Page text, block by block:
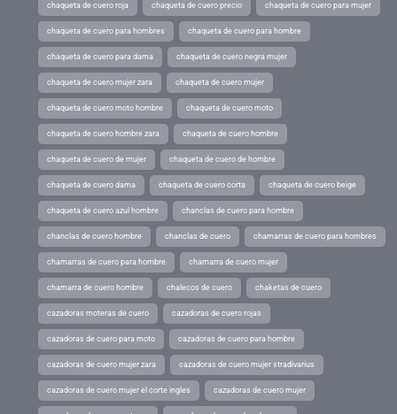
chaqueta de cuero roja chaqueta de cuero precio chaqueta de cuero para mujer
chaqueta de cuero para hombres chaqueta de cuero para hombre
chaqueta de cuero para dama chaqueta de cuero negra mujer
chaqueta de cuero mujer zara chaqueta de cuero mujer
chaqueta de cuero moto hombre chaqueta de cuero moto
chaqueta de cuero hombre zara chaqueta de cuero hombre
chaqueta de cuero de mujer chaqueta de cuero de hombre
chaqueta de cuero dama chaqueta de cuero corta chaqueta de cuero beige
chaqueta de cuero azul hombre chanclas de cuero para hombre
chanclas de cuero hombre chanclas de cuero chamarras de cuero para hombres
chamarras de cuero para hombre chamarra de cuero mujer
chamarra de cuero hombre chalecos de cuero chaketas de cuero
cazadoras moteras de cuero cazadoras de cuero rojas
cazadoras de cuero para moto cazadoras de cuero para hombre
cazadoras de cuero mujer zara cazadoras de cuero mujer stradivarius
cazadoras de cuero mujer el corte ingles cazadoras de cuero mujer